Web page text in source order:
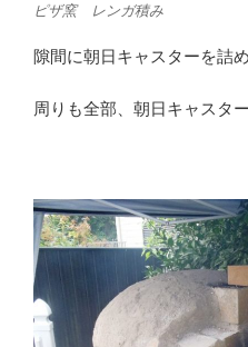
ピザ窯 レンガ積み
隙間に朝日キャスターを詰
周りも全部、朝日キャスタ